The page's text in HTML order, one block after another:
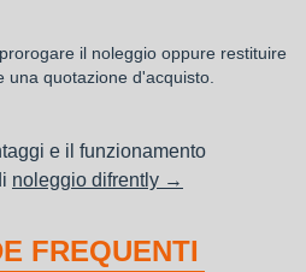
il noleggio oppure restituire
una quotazione d'acquisto.
e il funzionamento
noleggio difrently →
FREQUENTI